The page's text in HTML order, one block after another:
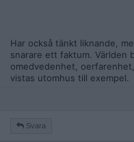
Listan kan göras lång.
Och ja, jag kanske tror
det är för att det är tydligt
sällan ser speglas i svaren.
Har också tänkt liknande,
snarare ett faktum. Världen
omedvedenhet,
vistas utomhus till exempel.
Svara